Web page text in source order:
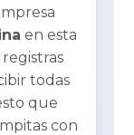
en esta
todas
que
con